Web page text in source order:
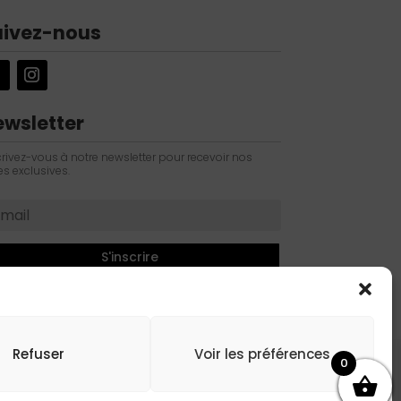
Refuser Voir les préférences
nous
vous à notre newsletter pour recevoir nos
exclusives.
S'inscrire
0